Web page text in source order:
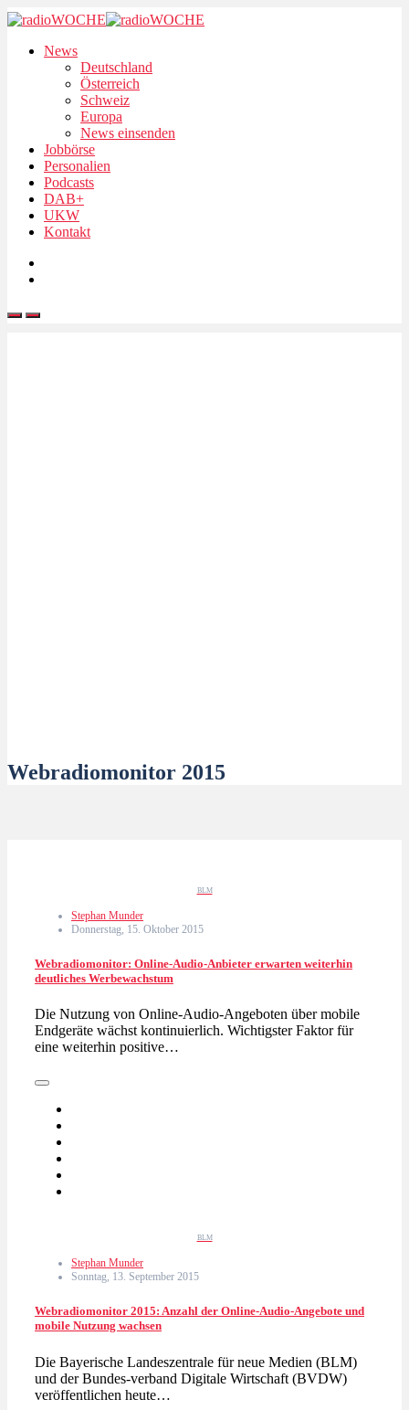
News
Deutschland
Österreich
Schweiz
Europa
News einsenden
Jobbörse
Personalien
Podcasts
DAB+
UKW
Kontakt
Webradiomonitor 2015
BLM
Stephan Munder
Donnerstag, 15. Oktober 2015
Webradiomonitor: Online-Audio-Anbieter erwarten weiterhin
deutliches Werbewachstum
Die Nutzung von Online-Audio-Angeboten über mobile
Endgeräte wächst kontinuierlich. Wichtigster Faktor für
eine weiterhin positive…
BLM
Stephan Munder
Sonntag, 13. September 2015
Webradiomonitor 2015: Anzahl der Online-Audio-Angebote und
mobile Nutzung wachsen
Die Bayerische Landeszentrale für neue Medien (BLM)
und der Bundes-verband Digitale Wirtschaft (BVDW)
veröffentlichen heute…